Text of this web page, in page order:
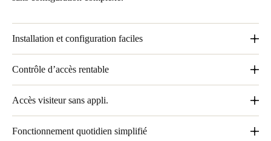
Installation et configuration faciles
aucun câblage complexe, ce qui rend le déploiement rapide et
simple.
Contrôle d’accès rentable
ces solutions réduisent les coûts tout en maintenant l’efficacité.
Accès visiteur sans appli.
un QR code ou en appuyant sur une plaque NFC avec leur
Fonctionnement quotidien simplifié